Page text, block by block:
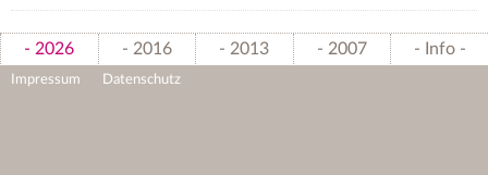
- 2026 - 2016 - 2013 - 2007 - Info -
Impressum Datenschutz